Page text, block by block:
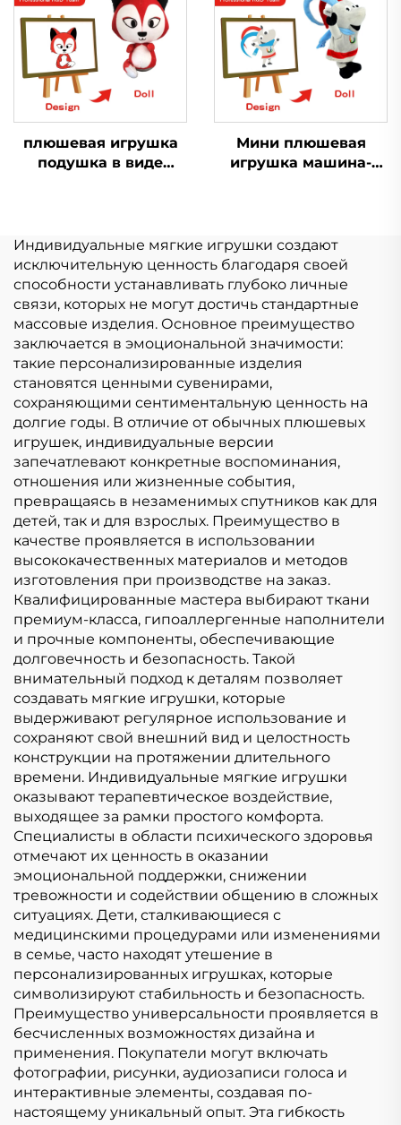
игрушка для
продвижения
тряпичная кукла
плюшевая игрушка
подушка в виде
игрушка в виде лисы
Мини плюшевая
игрушка машина-
кролик, кошка,
настраиваемый
плюшевый брелок
Индивидуальные мягкие игрушки создают
исключительную ценность благодаря своей
способности устанавливать глубоко личные
связи, которых не могут достичь стандартные
массовые изделия. Основное преимущество
заключается в эмоциональной значимости:
такие персонализированные изделия
становятся ценными сувенирами,
сохраняющими сентиментальную ценность на
долгие годы. В отличие от обычных плюшевых
игрушек, индивидуальные версии
запечатлевают конкретные воспоминания,
отношения или жизненные события,
превращаясь в незаменимых спутников как для
детей, так и для взрослых. Преимущество в
качестве проявляется в использовании
высококачественных материалов и методов
изготовления при производстве на заказ.
Квалифицированные мастера выбирают ткани
премиум-класса, гипоаллергенные наполнители
и прочные компоненты, обеспечивающие
долговечность и безопасность. Такой
внимательный подход к деталям позволяет
создавать мягкие игрушки, которые
выдерживают регулярное использование и
сохраняют свой внешний вид и целостность
конструкции на протяжении длительного
времени. Индивидуальные мягкие игрушки
оказывают терапевтическое воздействие,
выходящее за рамки простого комфорта.
Специалисты в области психического здоровья
отмечают их ценность в оказании
эмоциональной поддержки, снижении
тревожности и содействии общению в сложных
ситуациях. Дети, сталкивающиеся с
медицинскими процедурами или изменениями
в семье, часто находят утешение в
персонализированных игрушках, которые
символизируют стабильность и безопасность.
Преимущество универсальности проявляется в
бесчисленных возможностях дизайна и
применения. Покупатели могут включать
фотографии, рисунки, аудиозаписи голоса и
интерактивные элементы, создавая по-
настоящему уникальный опыт. Эта гибкость